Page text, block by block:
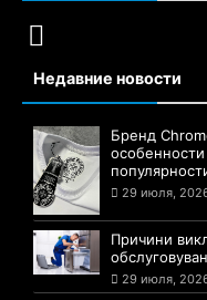
Недавние новости
Бренд
29 июля,
Причини
29 июля,